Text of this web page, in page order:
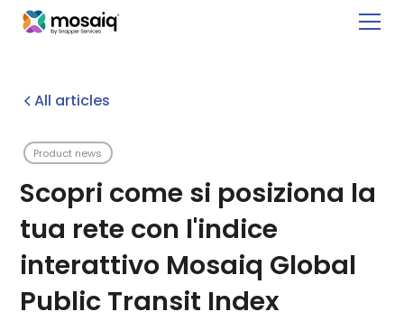
All articles
Product news
Scopri come si posiziona la
tua rete con l'indice
interattivo Mosaiq Global
Public Transit Index